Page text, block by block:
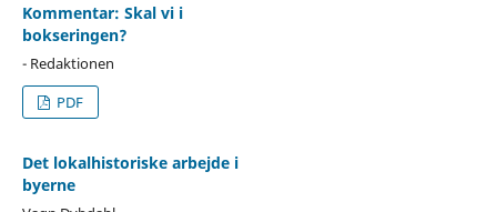
Kommentar: Skal vi i
bokseringen?
- Redaktionen
PDF
Det lokalhistoriske arbejde i
byerne